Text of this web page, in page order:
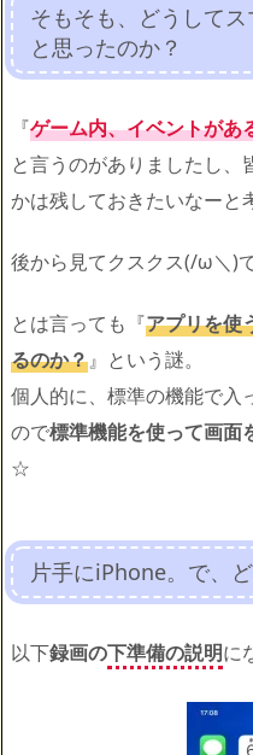
そもそも、どうして
と思ったのか？
『ゲーム内、イベントがあ
と言うのがありましたし、
かは残しておきたいなー
後から見てクスクス(/ω＼)
とは言っても『アプリを使
るのか？』という謎。
個人的に、標準の機能で入
ので標準機能を使って画面
☆
片手にiPhone。で、
以下録画の下準備の説明に